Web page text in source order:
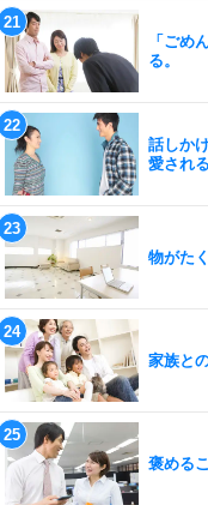
「ごめ
る。
話しか
愛され
物がた
家族と
褒める